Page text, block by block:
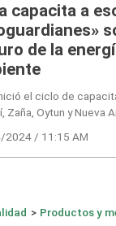
capacita a
de la
el ciclo de
Zaña, Oytun y Nueva
2024 / 11:15 AM
> Productos y